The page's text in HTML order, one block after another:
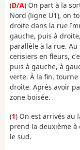
(D/A) On part à la
Nord (ligne U1), on
droite dans la rue
gauche, puis à
parallèle à la rue.
cerisiers en fleurs,
puis à gauche, à
verte. À la fin,
droite. Après avoir
zone boisée.
(1) On est arrivés au
prend la deuxième
le sud.